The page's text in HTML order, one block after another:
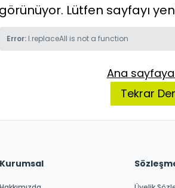
Lütfen sayfayı
Error: l.replaceAll is not a function
Ana
Tekrar
Kurumsal